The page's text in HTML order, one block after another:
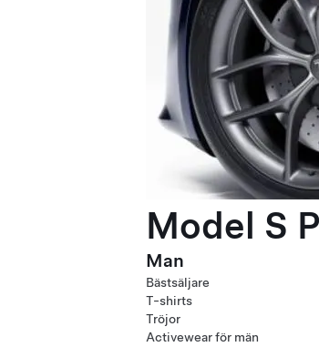
Model S
Man
Bästsäljare
T-shirts
Tröjor
Activewear för män